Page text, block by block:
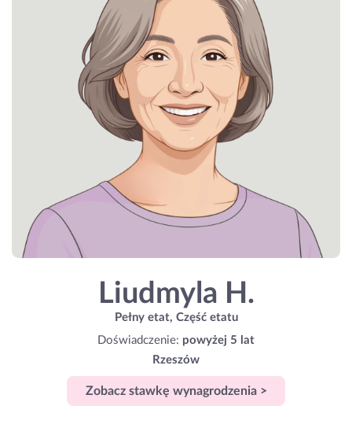
Liudmyla H.
Pełny etat, Część etatu
Doświadczenie: powyżej 5 lat
Rzeszów
Zobacz stawkę wynagrodzenia >